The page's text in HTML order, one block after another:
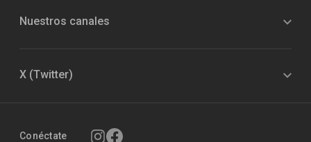
Nuestros canales
X (Twitter)
Conéctate